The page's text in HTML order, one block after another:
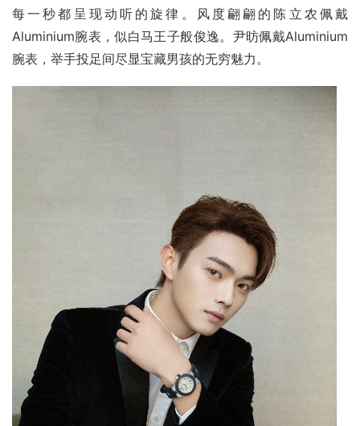
每一秒都呈现动听的旋律。风度翩翩的陈立农佩戴
Aluminium腕表，似白马王子般俊逸。尹昉佩戴Aluminium
腕表，举手投足间尽显宝藏男孩的无穷魅力。